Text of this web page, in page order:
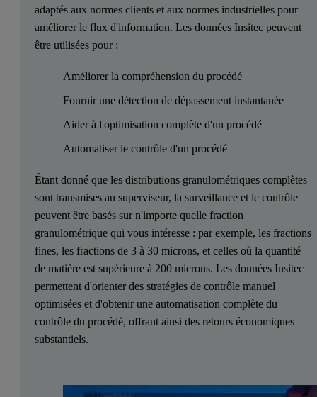
adaptés aux normes clients et aux normes industrielles pour
améliorer le flux d'information. Les données Insitec peuvent
être utilisées pour :
Améliorer la compréhension du procédé
Fournir une détection de dépassement instantanée
Aider à l'optimisation complète d'un procédé
Automatiser le contrôle d'un procédé
Étant donné que les distributions granulométriques complètes
sont transmises au superviseur, la surveillance et le contrôle
peuvent être basés sur n'importe quelle fraction
granulométrique qui vous intéresse : par exemple, les fractions
fines, les fractions de 3 à 30 microns, et celles où la quantité
de matière est supérieure à 200 microns. Les données Insitec
permettent d'orienter des stratégies de contrôle manuel
optimisées et d'obtenir une automatisation complète du
contrôle du procédé, offrant ainsi des retours économiques
substantiels.